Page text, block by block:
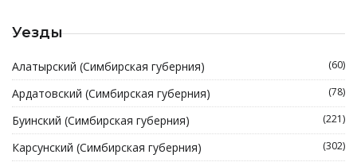
Уезды
Алатырский (Симбирская губерния) (60)
Ардатовский (Симбирская губерния) (78)
Буинский (Симбирская губерния) (221)
Карсунский (Симбирская губерния) (302)